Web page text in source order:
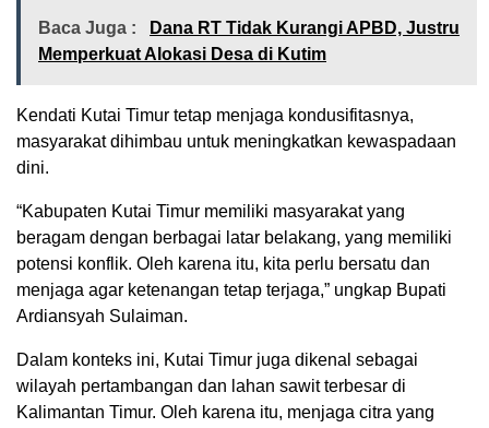
Baca Juga :
Dana RT Tidak Kurangi APBD, Justru
Memperkuat Alokasi Desa di Kutim
Kendati Kutai Timur tetap menjaga kondusifitasnya,
masyarakat dihimbau untuk meningkatkan kewaspadaan
dini.
“Kabupaten Kutai Timur memiliki masyarakat yang
beragam dengan berbagai latar belakang, yang memiliki
potensi konflik. Oleh karena itu, kita perlu bersatu dan
menjaga agar ketenangan tetap terjaga,” ungkap Bupati
Ardiansyah Sulaiman.
Dalam konteks ini, Kutai Timur juga dikenal sebagai
wilayah pertambangan dan lahan sawit terbesar di
Kalimantan Timur. Oleh karena itu, menjaga citra yang